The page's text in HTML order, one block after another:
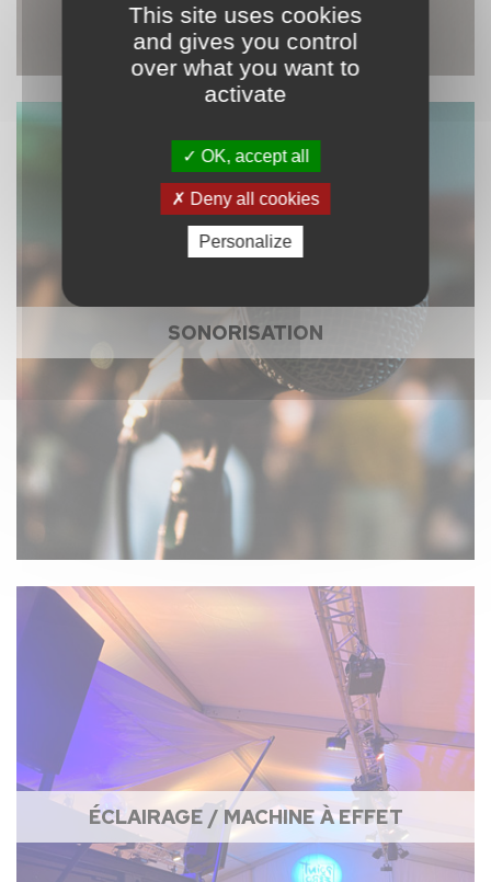
SONORISATION
ÉCLAIRAGE / MACHINE À EFFET
This site uses cookies
and gives you control
over what you want to
activate
OK, accept all
Deny all cookies
Personalize